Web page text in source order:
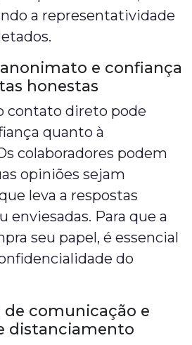
a representatividade
e confiança
honestas
contato direto pode
quanto à
colaboradores podem
opiniões sejam
leva a respostas
enviesadas. Para que a
seu papel, é essencial
do
de comunicação e
distanciamento